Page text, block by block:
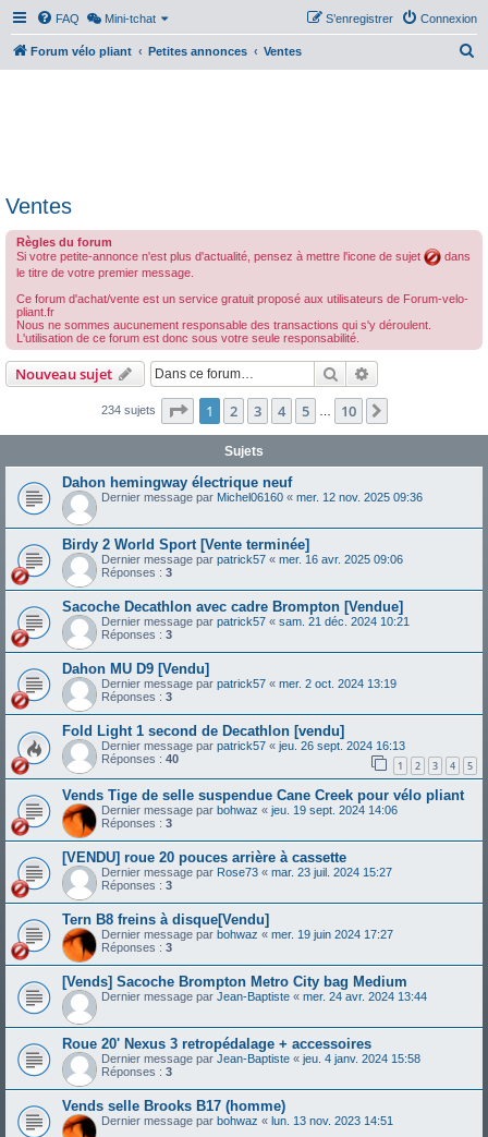
FAQ Mini-tchat Connexion
S’enregistrer
Forum vélo pliant Petites annonces Ventes
h
Ventes
Règles du forum
Si votre petite-annonce n'est plus d'actualité, pensez à mettre l'icone de sujet
dans
le titre de votre premier message.
Ce forum d'achat/vente est un service gratuit proposé aux utilisateurs de Forum-velo-
pliant.fr
Nous ne sommes aucunement responsable des transactions qui s'y déroulent.
L'utilisation de ce forum est donc sous votre seule responsabilité.
Nouveau sujet Rechercher
234 sujets Page 1sur10
1 2 3 4 5 10
Sujets
Dahon hemingway électrique neuf
Dernier message par Michel06160 « mer. 12 nov. 2025 09:36
Birdy 2 World Sport [Vente terminée]
Dernier message par patrick57 « mer. 16 avr. 2025 09:06
Réponses : 3
Sacoche Decathlon avec cadre Brompton [Vendue]
Dernier message par patrick57 « sam. 21 déc. 2024 10:21
Réponses : 3
Dahon MU D9 [Vendu]
Dernier message par patrick57 « mer. 2 oct. 2024 13:19
Réponses : 3
Fold Light 1 second de Decathlon [vendu]
Dernier message par patrick57 « jeu. 26 sept. 2024 16:13
Réponses : 40 1 2 3 4 5
Vends Tige de selle suspendue Cane Creek pour vélo pliant
Dernier message par bohwaz « jeu. 19 sept. 2024 14:06
Réponses : 3
[VENDU] roue 20 pouces arrière à cassette
Dernier message par Rose73 « mar. 23 juil. 2024 15:27
Réponses : 3
Tern B8 freins à disque[Vendu]
Dernier message par bohwaz « mer. 19 juin 2024 17:27
Réponses : 3
[Vends] Sacoche Brompton Metro City bag Medium
Dernier message par Jean-Baptiste « mer. 24 avr. 2024 13:44
Roue 20' Nexus 3 retropédalage + accessoires
Dernier message par Jean-Baptiste « jeu. 4 janv. 2024 15:58
Réponses : 3
Vends selle Brooks B17 (homme)
Dernier message par bohwaz « lun. 13 nov. 2023 14:51